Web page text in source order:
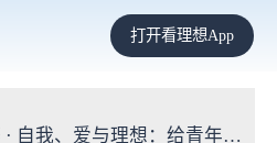
打开看理想App
自我、爱与理想：给青年的哲